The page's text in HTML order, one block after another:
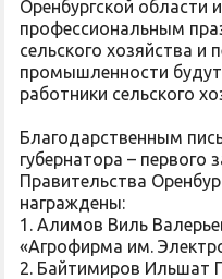
Оренбургской области
профессиональным
сельского хозяйства
промышленности
работники сельского
Благодарственным
губернатора – первого
Правительства
награждены:
1. Алимов Виль
«Агрофирма им.
2. Байтимиров Ильшат